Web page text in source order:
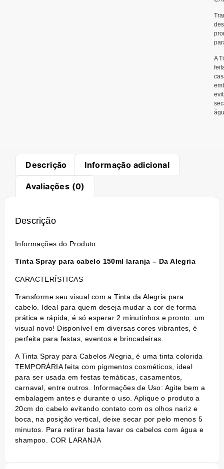
A
Descrição Informação adicional
Avaliações (0)
Descrição
Informações do Produto
Tinta Spray para cabelo 150ml laranja – Da Alegria
CARACTERÍSTICAS
Transforme seu visual com a Tinta da Alegria para
cabelo. Ideal para quem deseja mudar a cor de forma
prática e rápida, é só esperar 2 minutinhos e pronto: um
visual novo! Disponível em diversas cores vibrantes, é
perfeita para festas, eventos e brincadeiras.
A Tinta Spray para Cabelos Alegria, é uma tinta colorida
TEMPORÁRIA feita com pigmentos cosméticos, ideal
para ser usada em festas temáticas, casamentos,
carnaval, entre outros. Informações de Uso: Agite bem a
embalagem antes e durante o uso. Aplique o produto a
20cm do cabelo evitando contato com os olhos nariz e
boca, na posição vertical, deixe secar por pelo menos 5
minutos. Para retirar basta lavar os cabelos com água e
shampoo. COR LARANJA